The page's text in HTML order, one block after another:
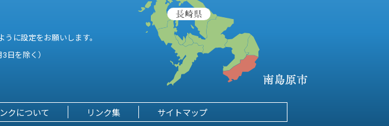
に設定をお願いします。
日を除く）
クについて リンク集 サイトマップ